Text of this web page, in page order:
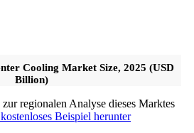
Cooling Market Size, 2025 (USD
Billion)
regionalen Analyse dieses Marktes
Beispiel herunter